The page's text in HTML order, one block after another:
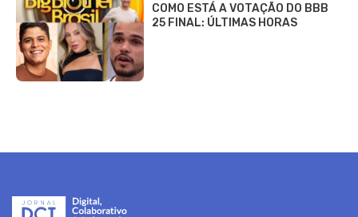
COMO ESTÁ A VOTAÇÃO DO BBB
25 FINAL: ÚLTIMAS HORAS